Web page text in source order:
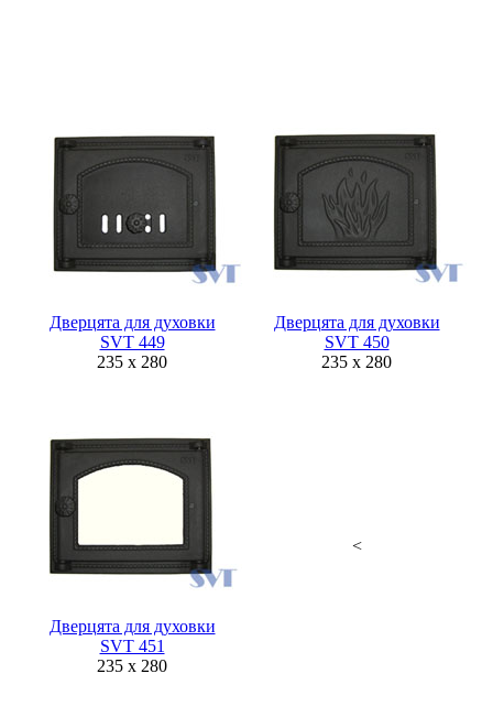
Дверцята для духовки
SVT 449
235 х 280
Дверцята для духовки
SVT 450
235 х 280
Дверцята для духовки
SVT 451
235 х 280
<